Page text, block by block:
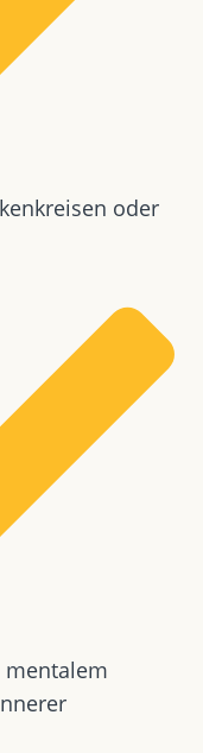
oder
mentalem